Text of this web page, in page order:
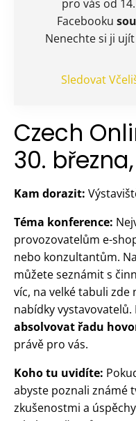
pro vás od
Facebooku
Nenechte si ji
Sledovat
Czech
30.
Kam dorazit:
Téma konference:
provozovatelům e-
nebo konzultantům.
můžete seznámit s
víc, na velké tabuli
nabídky
absolvovat řadu
právě pro vás.
Koho tu uvidíte:
abyste poznali známé
zkušenostmi a